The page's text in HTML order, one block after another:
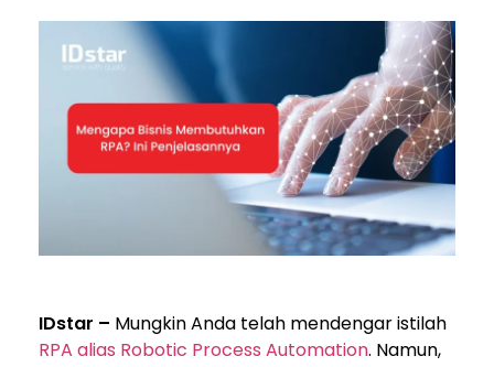
IDstar – Mungkin Anda telah mendengar istilah
RPA alias Robotic Process Automation. Namun,